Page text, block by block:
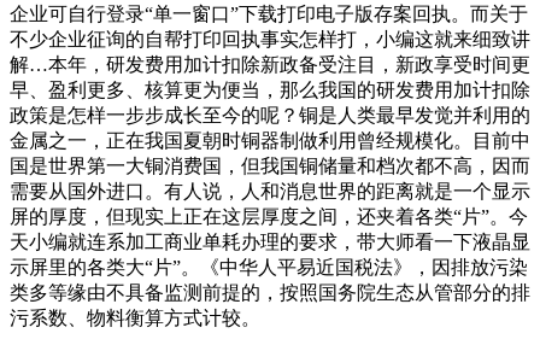
企业可自行登录“单一窗口”下载打印电子版存案回执。而关于
不少企业征询的自帮打印回执事实怎样打，小编这就来细致讲
解…本年，研发费用加计扣除新政备受注目，新政享受时间更
早、盈利更多、核算更为便当，那么我国的研发费用加计扣除
政策是怎样一步步成长至今的呢？铜是人类最早发觉并利用的
金属之一，正在我国夏朝时铜器制做利用曾经规模化。目前中
国是世界第一大铜消费国，但我国铜储量和档次都不高，因而
需要从国外进口。有人说，人和消息世界的距离就是一个显示
屏的厚度，但现实上正在这层厚度之间，还夹着各类“片”。今
天小编就连系加工商业单耗办理的要求，带大师看一下液晶显
示屏里的各类大“片”。《中华人平易近国税法》，因排放污染
类多等缘由不具备监测前提的，按照国务院生态从管部分的排
污系数、物料衡算方式计较。